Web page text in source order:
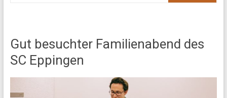
Gut besuchter Familienabend des
SC Eppingen